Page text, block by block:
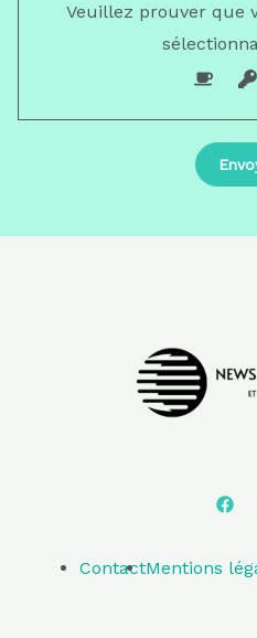
Veuillez prouver que
ContactMentions